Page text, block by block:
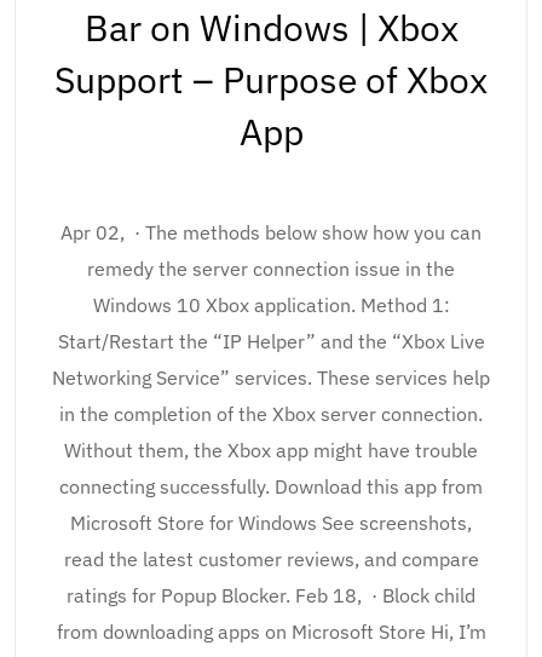
Bar on Windows | Xbox
Support – Purpose of Xbox
App
Apr 02, · The methods below show how you can
remedy the server connection issue in the
Windows 10 Xbox application. Method 1:
Start/Restart the “IP Helper” and the “Xbox Live
Networking Service” services. These services help
in the completion of the Xbox server connection.
Without them, the Xbox app might have trouble
connecting successfully. Download this app from
Microsoft Store for Windows See screenshots,
read the latest customer reviews, and compare
ratings for Popup Blocker. Feb 18, · Block child
from downloading apps on Microsoft Store Hi, I’m